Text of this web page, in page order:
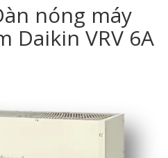
nóng máy
Daikin VRV 6A